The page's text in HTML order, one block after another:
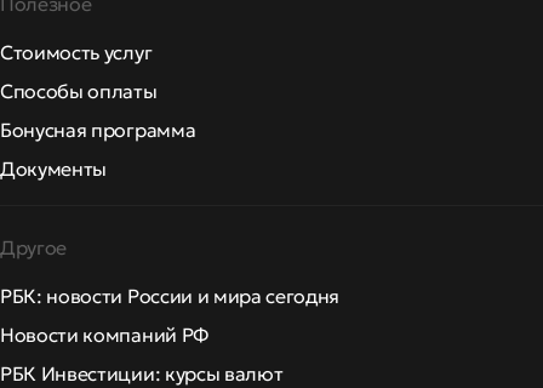
Стоимость услуг
Способы оплаты
Бонусная программа
Документы
Другое
РБК: новости России и мира сегодня
Новости компаний РФ
РБК Инвестиции: курсы валют